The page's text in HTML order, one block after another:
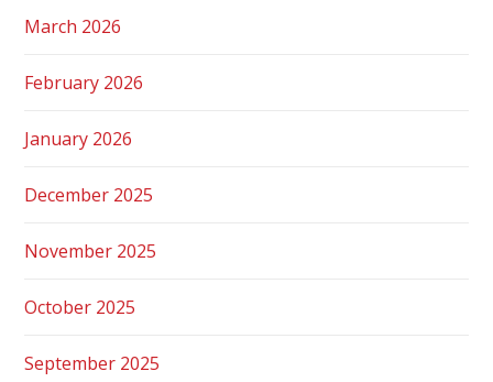
March 2026
February 2026
January 2026
December 2025
November 2025
October 2025
September 2025